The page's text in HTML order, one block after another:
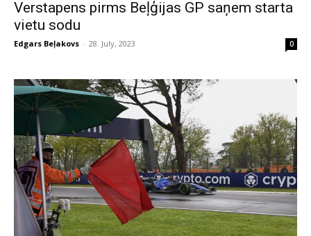
Verstapens pirms Beļģijas GP saņem starta
vietu sodu
Edgars Beļakovs - 28. July, 2023 0